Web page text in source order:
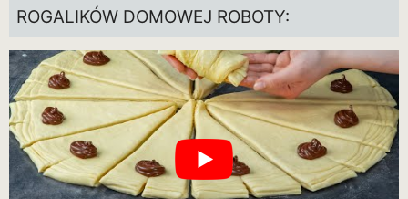
ROGALIKÓW DOMOWEJ ROBOTY: